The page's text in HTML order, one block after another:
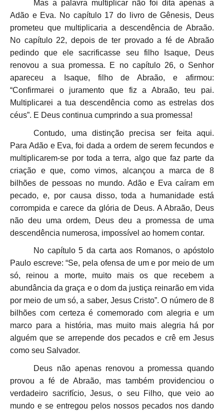
Mas a palavra multiplicar não foi dita apenas a
Adão e Eva. No capítulo 17 do livro de Gênesis, Deus
prometeu que multiplicaria a descendência de Abraão.
No capítulo 22, depois de ter provado a fé de Abraão
pedindo que ele sacrificasse seu filho Isaque, Deus
renovou a sua promessa. E no capítulo 26, o Senhor
apareceu a Isaque, filho de Abraão, e afirmou:
“Confirmarei o juramento que fiz a Abraão, teu pai.
Multiplicarei a tua descendência como as estrelas dos
céus”. E Deus continua cumprindo a sua promessa!
Contudo, uma distinção precisa ser feita aqui.
Para Adão e Eva, foi dada a ordem de serem fecundos e
multiplicarem-se por toda a terra, algo que faz parte da
criação e que, como vimos, alcançou a marca de 8
bilhões de pessoas no mundo. Adão e Eva caíram em
pecado, e, por causa disso, toda a humanidade está
corrompida e carece da glória de Deus. A Abraão, Deus
não deu uma ordem, Deus deu a promessa de uma
descendência numerosa, impossível ao homem contar.
No capítulo 5 da carta aos Romanos, o apóstolo
Paulo escreve: “Se, pela ofensa de um e por meio de um
só, reinou a morte, muito mais os que recebem a
abundância da graça e o dom da justiça reinarão em vida
por meio de um só, a saber, Jesus Cristo”. O número de 8
bilhões com certeza é comemorado com alegria e um
marco para a história, mas muito mais alegria há por
alguém que se arrepende dos pecados e crê em Jesus
como seu Salvador.
Deus não apenas renovou a promessa quando
provou a fé de Abraão, mas também providenciou o
verdadeiro sacrifício, Jesus, o seu Filho, que veio ao
mundo e se entregou pelos nossos pecados nos dando